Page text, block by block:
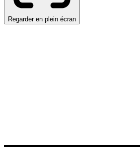
Regarder en plein écran